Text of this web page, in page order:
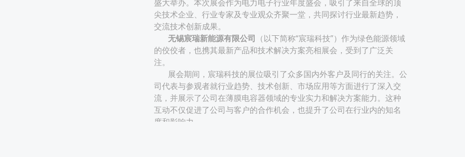
盛大举办。本次展会作为电力电子行业年度盛会，吸引了来自全球的顶
尖技术企业、行业专家及专业观众齐聚一堂，共同探讨行业最新趋势，
交流技术创新成果。
无锡宸瑞新能源有限公司 （以下简称“宸瑞科技”）作为绿色能源领域
的佼佼者，也携其最新产品和技术解决方案亮相展会，受到了广泛关
注。
展会期间，宸瑞科技的展位吸引了众多国内外客户及同行的关注。公
司代表与参观者就行业趋势、技术创新、市场应用等方面进行了深入交
流，并展示了公司在薄膜电容器领域的专业实力和解决方案能力。这种
互动不仅促进了公司与客户的合作机会，也提升了公司在行业内的知名
度和影响力。